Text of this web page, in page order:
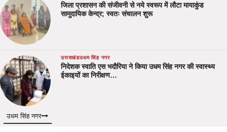
जिला प्रशासन की संजीवनी से नये स्वरूप में लौटा मायाकुंड
सामुदायिक केन्द्र; स्वतः संचालन शुरू
उत्तराखंडउधम सिंह नगर
निदेशक स्वाति एस भदौरिया ने किया उधम सिंह नगर की स्वास्थ्य
ईकाइयों का निरीक्षण…
उधम सिंह नगर